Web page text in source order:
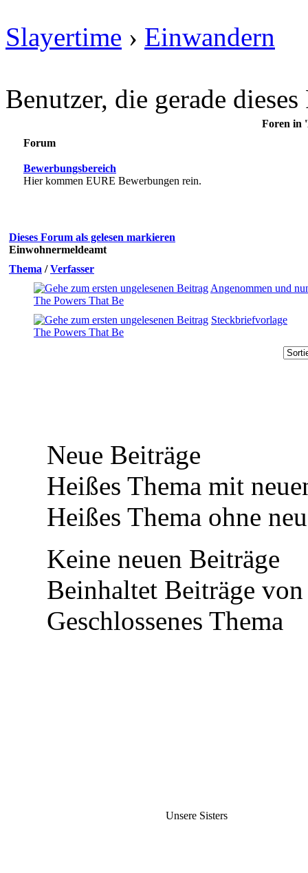
Slayertime › Einwandern
Benutzer, die gerade
Foren in
Forum
Bewerbungsbereich
Hier kommen EURE Bewerbungen rein.
Dieses Forum als gelesen markieren
Einwohnermeldeamt
Thema /Verfasser
Angenommen und
The Powers That Be
Steckbriefvorlage
The Powers That Be
Neue Beiträge
Heißes Thema mit
Heißes Thema ohne
Keine neuen Beiträge
Beinhaltet Beiträge
Geschlossenes Thema
Unsere Sisters